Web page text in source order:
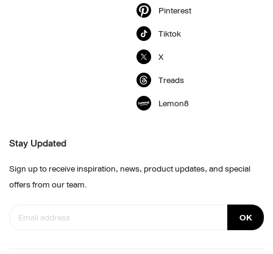
Pinterest
Tiktok
X
Treads
Lemon8
Stay Updated
Sign up to receive inspiration, news, product updates, and special
offers from our team.
OK